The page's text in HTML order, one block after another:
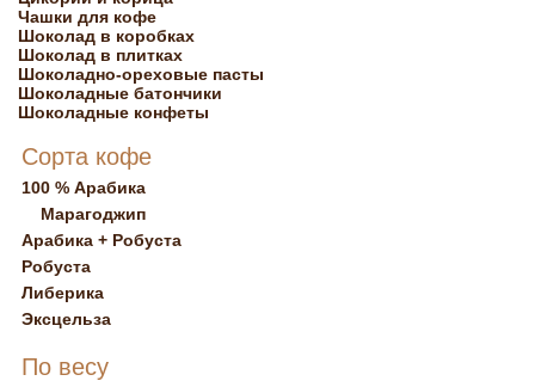
Чашки для кофе
Шоколад в коробках
Шоколад в плитках
Шоколадно-ореховые пасты
Шоколадные батончики
Шоколадные конфеты
Сорта кофе
100 % Арабика
Марагоджип
Арабика + Робуста
Робуста
Либерика
Эксцельза
По весу